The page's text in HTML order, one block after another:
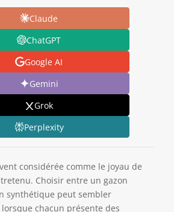
Claude
ChatGPT
Google AI
Gemini
Grok
Perplexity
considérée comme le joyau de
Choisir entre un gazon
synthétique peut sembler
chacun présente des